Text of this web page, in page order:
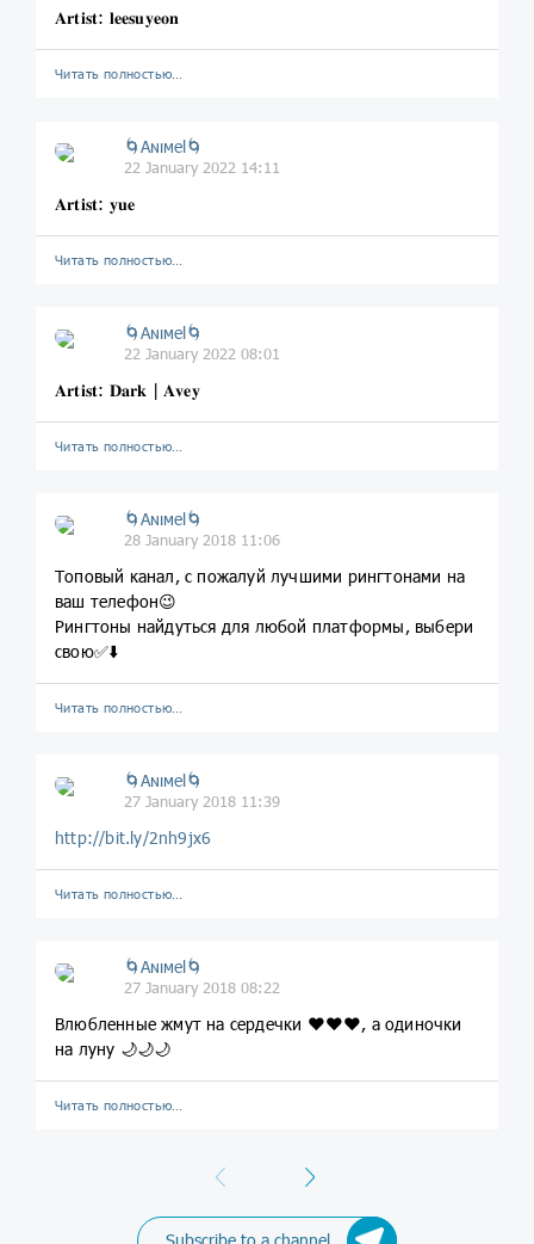
𝐀𝐫𝐭𝐢𝐬𝐭: 𝐥𝐞𝐞𝐬𝐮𝐲𝐞𝐨𝐧
Читать полностью…
🌀Aɴιмel🌀
22 January 2022 14:11
𝐀𝐫𝐭𝐢𝐬𝐭: 𝐲𝐮𝐞
Читать полностью…
🌀Aɴιмel🌀
22 January 2022 08:01
𝐀𝐫𝐭𝐢𝐬𝐭: 𝐃𝐚𝐫𝐤 | 𝐀𝐯𝐞𝐲
Читать полностью…
🌀Aɴιмel🌀
28 January 2018 11:06
Топовый канал, с пожалуй лучшими рингтонами на
ваш телефон😉
Рингтоны найдуться для любой платформы, выбери
свою✅⬇️
Читать полностью…
🌀Aɴιмel🌀
27 January 2018 11:39
http://bit.ly/2nh9jx6
Читать полностью…
🌀Aɴιмel🌀
27 January 2018 08:22
Влюбленные жмут на сердечки ♥️♥️♥️, а одиночки
на луну 🌙🌙🌙
Читать полностью…
PreviousNext